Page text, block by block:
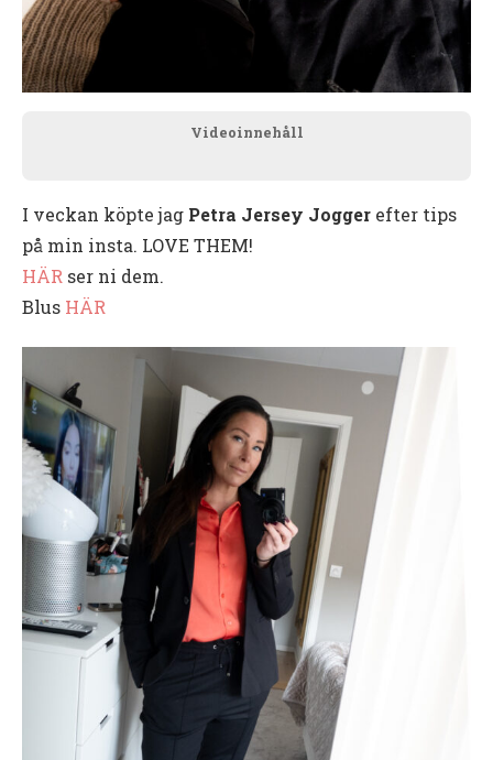
Videoinnehåll
I veckan köpte jag Petra Jersey Jogger efter tips
på min insta. LOVE THEM!
HÄR ser ni dem.
Blus HÄR